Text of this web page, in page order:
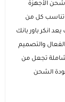
الأجهزة
تناسب كل من
انكر باور بانك
والتصميم
تجعل من
الشحن